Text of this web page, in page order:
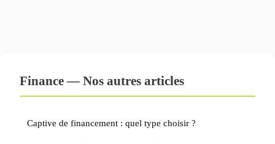
Finance — Nos autres articles
Captive de financement : quel type choisir ?